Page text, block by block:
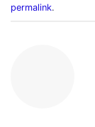
permalink.